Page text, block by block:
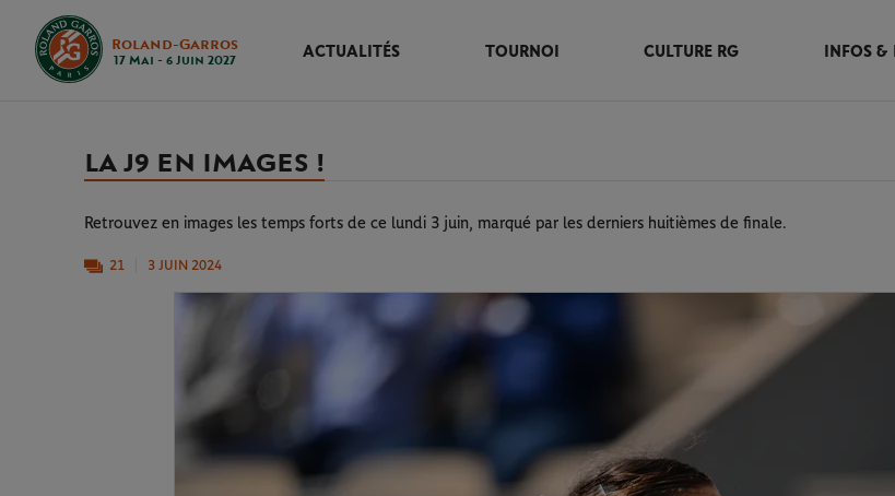
Roland-Garros
17 Mai - 6 Juin 2027
ACTUALITÉS TOURNOI CULTURE RG INFOS &
LA J9 EN IMAGES !
Retrouvez en images les temps forts de ce lundi 3 juin, marqué par les derniers huitièmes de finale.
21 3 JUIN 2024